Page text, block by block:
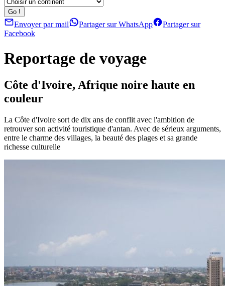
Envoyer par mail Partager sur WhatsApp
Partager sur
Facebook
Reportage de voyage
Côte d'Ivoire, Afrique noire haute en
couleur
La Côte d'Ivoire sort de dix ans de conflit avec l'ambition de
retrouver son activité touristique d'antan. Avec de sérieux arguments,
entre le charme des villages, la beauté des plages et sa grande
richesse culturelle